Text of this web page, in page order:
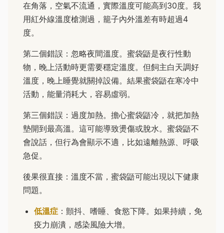
在角落，空氣不流通，實際溫度可能高到30度。我
用紅外線溫度槍測過，籠子內外溫差有時超過4
度。
第二個錯誤：忽略夜間溫度。蜜袋鼯是夜行性動
物，晚上活動時更需要穩定溫度。但飼主白天調好
溫度，晚上睡覺就關掉設備。結果蜜袋鼯在寒冷中
活動，能量消耗大，容易虛弱。
第三個錯誤：過度加熱。擔心蜜袋鼯冷，就把加熱
墊開到最高溫。這可能導致燙傷或脫水。蜜袋鼯不
會說話，但行為會顯示不適，比如遠離熱源、呼吸
急促。
後果很直接：溫度不當，蜜袋鼯可能出現以下健康
問題。
低溫症 ：顫抖、嗜睡、食慾下降。如果持續，免
疫力崩潰，感染風險大增。